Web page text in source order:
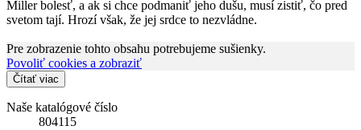
Miller bolesť, a ak si chce podmaniť jeho dušu, musí zistiť, čo pred
svetom tají. Hrozí však, že jej srdce to nezvládne.
Pre zobrazenie tohto obsahu potrebujeme sušienky.
Povoliť cookies a zobraziť
Čítať viac
Naše katalógové číslo
804115